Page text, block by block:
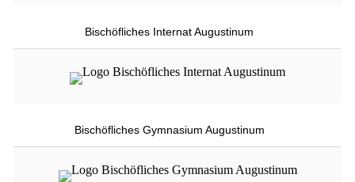
Bischöfliches Internat Augustinum
Bischöfliches Gymnasium Augustinum